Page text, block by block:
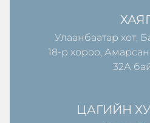
Улаанбаатар хот,
18-р хороо,
32А
ЦАГИЙН